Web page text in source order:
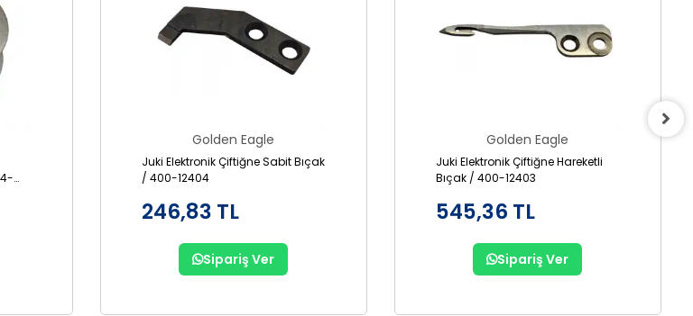
Golden Eagle
Juki Elektronik Çiftiğne Sabit Bıçak
/ 400-12404
246,83 TL
Sipariş Ver
Golden Eagle
Juki Elektronik Çiftiğne Hareketli
Bıçak / 400-12403
545,36 TL
Sipariş Ver